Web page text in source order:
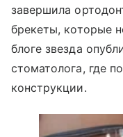
завершила
брекеты, которые
блоге звезда
стоматолога, где
конструкции.